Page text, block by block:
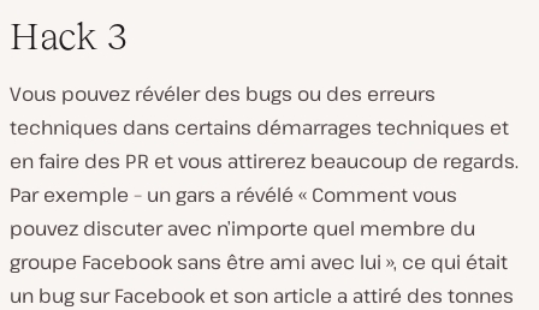
Hack 3
Vous pouvez révéler des bugs ou des erreurs
techniques dans certains démarrages techniques et
en faire des PR et vous attirerez beaucoup de regards.
Par exemple – un gars a révélé « Comment vous
pouvez discuter avec n’importe quel membre du
groupe Facebook sans être ami avec lui », ce qui était
un bug sur Facebook et son article a attiré des tonnes